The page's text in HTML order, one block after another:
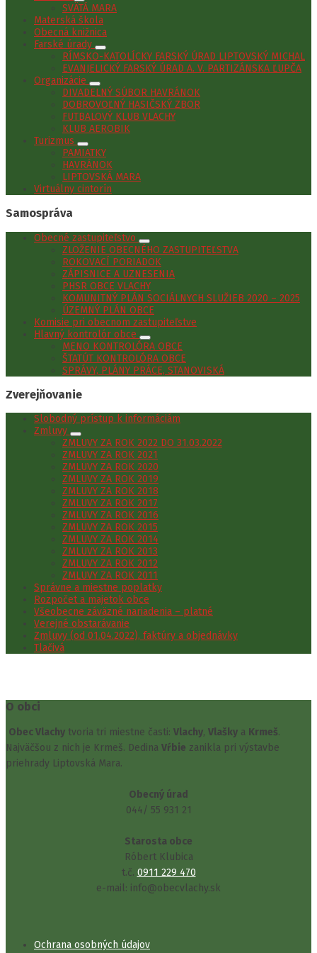
SVÄTÁ MARA
Materská škola
Obecná knižnica
Farské úrady
RÍMSKO-KATOLÍCKY FARSKÝ ÚRAD LIPTOVSKÝ MICHAL
EVANJELICKÝ FARSKÝ ÚRAD A. V. PARTIZÁNSKA ĽUPČA
Organizácie
DIVADELNÝ SÚBOR HAVRÁNOK
DOBROVOĽNÝ HASIČSKÝ ZBOR
FUTBALOVÝ KLUB VLACHY
KLUB AEROBIK
Turizmus
PAMIATKY
HAVRÁNOK
LIPTOVSKÁ MARA
Virtuálny cintorín
Samospráva
Obecné zastupiteľstvo
ZLOŽENIE OBECNÉHO ZASTUPITEĽSTVA
ROKOVACÍ PORIADOK
ZÁPISNICE A UZNESENIA
PHSR OBCE VLACHY
KOMUNITNÝ PLÁN SOCIÁLNYCH SLUŽIEB 2020 – 2025
ÚZEMNÝ PLÁN OBCE
Komisie pri obecnom zastupiteľstve
Hlavný kontrolór obce
MENO KONTROLÓRA OBCE
ŠTATÚT KONTROLÓRA OBCE
SPRÁVY, PLÁNY PRÁCE, STANOVISKÁ
Zverejňovanie
Slobodný prístup k informáciám
Zmluvy
ZMLUVY ZA ROK 2022 DO 31.03.2022
ZMLUVY ZA ROK 2021
ZMLUVY ZA ROK 2020
ZMLUVY ZA ROK 2019
ZMLUVY ZA ROK 2018
ZMLUVY ZA ROK 2017
ZMLUVY ZA ROK 2016
ZMLUVY ZA ROK 2015
ZMLUVY ZA ROK 2014
ZMLUVY ZA ROK 2013
ZMLUVY ZA ROK 2012
ZMLUVY ZA ROK 2011
Správne a miestne poplatky
Rozpočet a majetok obce
Všeobecne záväzné nariadenia – platné
Verejné obstarávanie
Zmluvy (od 01.04.2022), faktúry a objednávky
Tlačivá
O obci
Obec Vlachy tvoria tri miestne časti: Vlachy, Vlašky a Krmeš.
Najväčšou z nich je Krmeš. Dedina Vŕbie zanikla pri výstavbe
priehrady Liptovská Mara.
Obecný úrad
044/ 55 931 21
Starosta obce
Róbert Klubica
t.č. 0911 229 470
e-mail: info@obecvlachy.sk
Ochrana osobných údajov